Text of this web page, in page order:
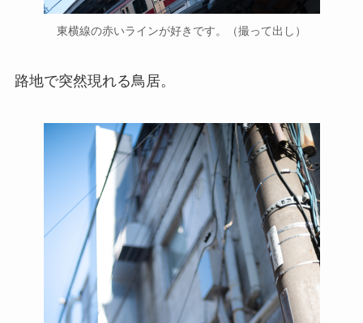
東横線の赤いラインが好きです。（撮って出し）
路地で突然現れる鳥居。